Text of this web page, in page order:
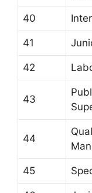
40
41
42
43
44
45